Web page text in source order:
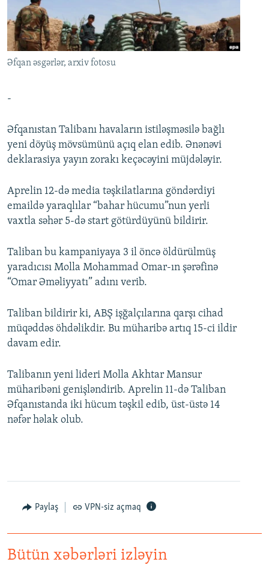
İNFOQRAFIKA
KARIKATURA
AZƏRBAYCAN ƏDƏBIYYATI KITABXANASI
İSLAM VƏ DEMOKRATIYA
MISSIYAMIZ
PEŞƏ ETIKASI VƏ JURNALISTIKA STANDARTLARIMIZ
BIZI IZLƏ
Əfqan əsgərlər, arxiv fotosu
-
Əfqanıstan Talibanı havaların istiləşməsilə bağlı
yeni döyüş mövsümünü açıq elan edib. Ənənəvi
deklarasiya yayın zorakı keçəcəyini müjdələyir.
Aprelin 12-də media təşkilatlarına göndərdiyi
emaildə yaraqlılar “bahar hücumu”nun yerli
vaxtla səhər 5-də start götürdüyünü bildirir.
Taliban bu kampaniyaya 3 il öncə öldürülmüş
yaradıcısı Molla Mohammad Omar-ın şərəfinə
“Omar Əməliyyatı” adını verib.
Taliban bildirir ki, ABŞ işğalçılarına qarşı cihad
müqəddəs öhdəlikdir. Bu müharibə artıq 15-ci ildir
davam edir.
Talibanın yeni lideri Molla Akhtar Mansur
müharibəni genişləndirib. Aprelin 11-də Taliban
Əfqanıstanda iki hücum təşkil edib, üst-üstə 14
nəfər həlak olub.
Paylaş VPN-siz açmaq
Bütün xəbərləri izləyin